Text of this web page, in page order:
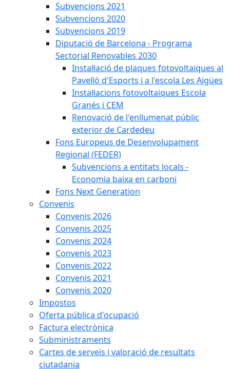
Subvencions 2021
Subvencions 2020
Subvencions 2019
Diputació de Barcelona - Programa
Sectorial Renovables 2030
Instal·lació de plaques fotovoltaiques al
Pavelló d'Esports i a l'escola Les Aigües
Instal·lacions fotovoltaiques Escola
Granés i CEM
Renovació de l'enllumenat públic
exterior de Cardedeu
Fons Europeus de Desenvolupament
Regional (FEDER)
Subvencions a entitats locals -
Economia baixa en carboni
Fons Next Generation
Convenis
Convenis 2026
Convenis 2025
Convenis 2024
Convenis 2023
Convenis 2022
Convenis 2021
Convenis 2020
Impostos
Oferta pública d'ocupació
Factura electrònica
Subministraments
Cartes de serveis i valoració de resultats
ciutadania